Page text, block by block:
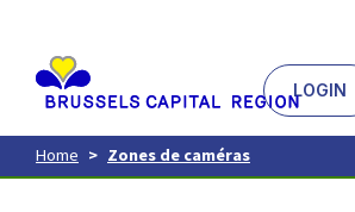
contenu
principal
LOGIN
Home Zones de caméras